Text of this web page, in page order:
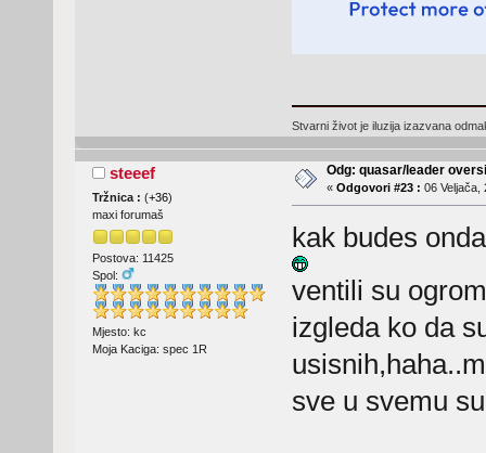
Stvarni život je iluzija izazvana
steeef
Tržnica : (+36)
maxi forumaš
Postova: 11425
Spol:
Mjesto: kc
Moja Kaciga: spec 1R
Odg: quasar/leader
« Odgovori #23 : 06 Veljača,
kak budes
ventili su
izgleda ko da
sve u svemu